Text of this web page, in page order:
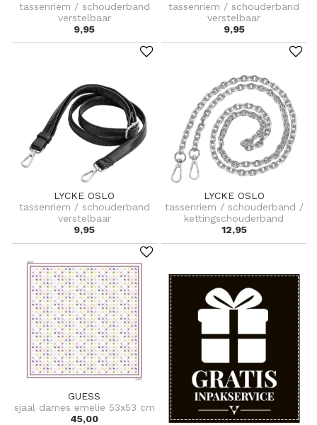
tassenriem / schouderband
verstelbaar
9,95
tassenriem / schouderband
verstelbaar
9,95
LYCKE OSLO
tassenriem / schouderband
verstelbaar
9,95
LYCKE OSLO
tassenriem / schouderband /
kettingschouderband
12,95
GUESS
sjaal dames emelie 53x53 cm
45,00